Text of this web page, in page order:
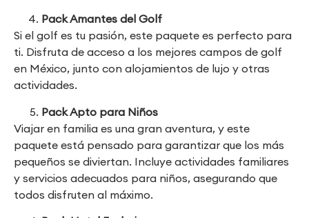
Pack Amantes del Golf
Si el golf es tu pasión, este paquete es perfecto para
ti. Disfruta de acceso a los mejores campos de golf
en México, junto con alojamientos de lujo y otras
actividades.
Pack Apto para Niños
Viajar en familia es una gran aventura, y este
paquete está pensado para garantizar que los más
pequeños se diviertan. Incluye actividades familiares
y servicios adecuados para niños, asegurando que
todos disfruten al máximo.